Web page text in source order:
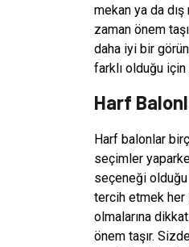
mekan ya da
zaman önem
daha iyi bir
farklı olduğu
Harf
Harf balonlar
seçimler
seçeneği
tercih etmek
olmalarına
önem taşır.